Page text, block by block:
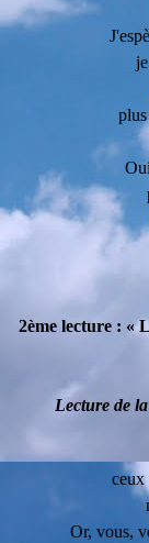
2ème lecture : «
Lecture de
ceux
Or, vous,